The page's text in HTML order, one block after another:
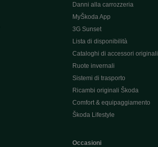
Danni alla carrozzeria
MyŠkoda App
3G Sunset
Lista di disponibilità
Cataloghi di accessori originali
Ruote invernali
Sistemi di trasporto
Ricambi originali Škoda
Comfort & equipaggiamento
Škoda Lifestyle
Occasioni